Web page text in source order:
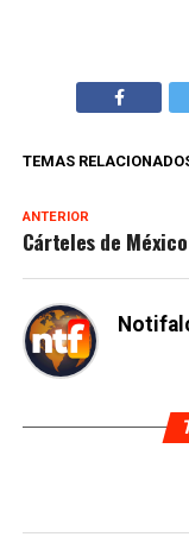
TEMAS
ANTERIOR
Cárteles de México